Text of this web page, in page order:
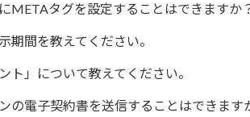
METAタグを設定することはできますか
期間を教えてください。
ト」について教えてください。
の電子契約書を送信することはできます